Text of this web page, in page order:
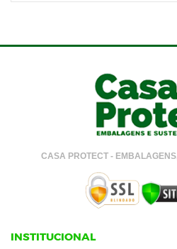
CASA PROTECT -
INSTITUCIONAL